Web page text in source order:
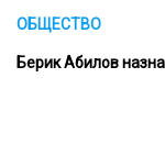
ОБЩЕСТВО
Берик Абилов